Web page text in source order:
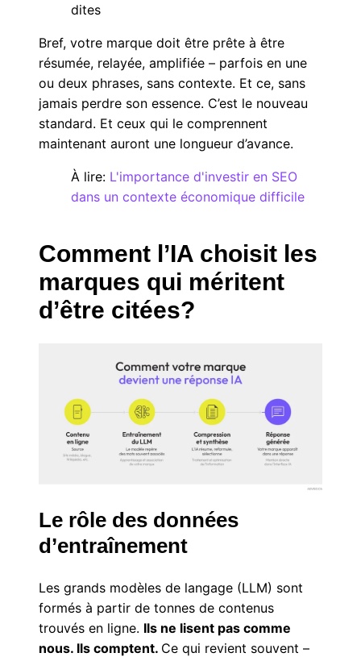
dites
Bref, votre marque doit être prête à être
résumée, relayée, amplifiée – parfois en une
ou deux phrases, sans contexte. Et ce, sans
jamais perdre son essence. C’est le nouveau
standard. Et ceux qui le comprennent
maintenant auront une longueur d’avance.
À lire: L'importance d'investir en SEO
dans un contexte économique difficile
Comment l’IA choisit les
marques qui méritent
d’être citées?
Le rôle des données
d’entraînement
Les grands modèles de langage (LLM) sont
formés à partir de tonnes de contenus
trouvés en ligne. Ils ne lisent pas comme
nous. Ils comptent. Ce qui revient souvent –